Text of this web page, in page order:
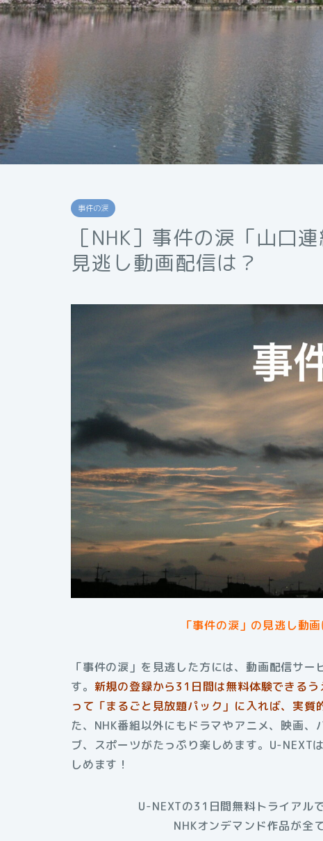
事件の涙
［NHK］事件の涙「山口
見逃し動画配信は？
「事件の涙」の見逃し動
「事件の涙」を見逃した方には、動画配信サ
す。 新規の登録から31日間は無料体験できる
って「まるごと見放題パック」に入れば、実質
た、NHK番組以外にもドラマやアニメ、映画
ブ、スポーツがたっぷり楽しめます。U-NEXT
しめます！
U-NEXTの31日間無料トライアル
NHKオンデマンド作品が全